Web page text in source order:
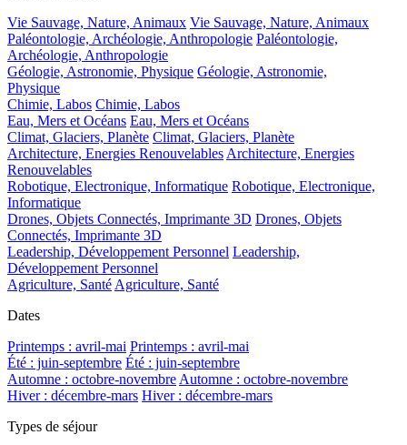
Vie Sauvage, Nature, Animaux Vie Sauvage, Nature, Animaux
Paléontologie, Archéologie, Anthropologie Paléontologie,
Archéologie, Anthropologie
Géologie, Astronomie, Physique Géologie, Astronomie,
Physique
Chimie, Labos Chimie, Labos
Eau, Mers et Océans Eau, Mers et Océans
Climat, Glaciers, Planète Climat, Glaciers, Planète
Architecture, Energies Renouvelables Architecture, Energies
Renouvelables
Robotique, Electronique, Informatique Robotique, Electronique,
Informatique
Drones, Objets Connectés, Imprimante 3D Drones, Objets
Connectés, Imprimante 3D
Leadership, Développement Personnel Leadership,
Développement Personnel
Agriculture, Santé Agriculture, Santé
Dates
Printemps : avril-mai Printemps : avril-mai
Été : juin-septembre Été : juin-septembre
Automne : octobre-novembre Automne : octobre-novembre
Hiver : décembre-mars Hiver : décembre-mars
Types de séjour